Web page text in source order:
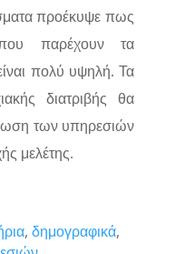
προέκυψε πως
παρέχουν τα
πολύ υψηλή. Τα
διατριβής θα
των υπηρεσιών
μελέτης.
,δημογραφικά,